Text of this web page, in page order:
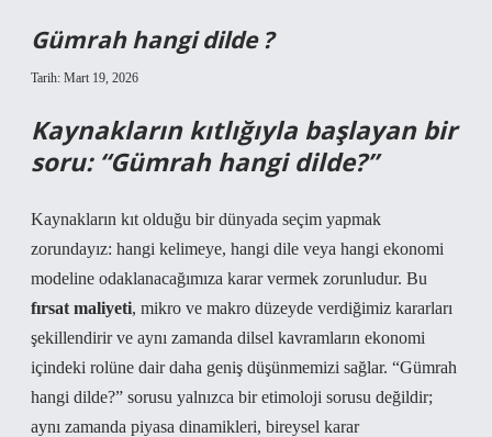
Gümrah hangi dilde ?
Tarih: Mart 19, 2026
Kaynakların kıtlığıyla başlayan bir
soru: “Gümrah hangi dilde?”
Kaynakların kıt olduğu bir dünyada seçim yapmak
zorundayız: hangi kelimeye, hangi dile veya hangi ekonomi
modeline odaklanacağımıza karar vermek zorunludur. Bu
fırsat maliyeti, mikro ve makro düzeyde verdiğimiz kararları
şekillendirir ve aynı zamanda dilsel kavramların ekonomi
içindeki rolüne dair daha geniş düşünmemizi sağlar. “Gümrah
hangi dilde?” sorusu yalnızca bir etimoloji sorusu değildir;
aynı zamanda piyasa dinamikleri, bireysel karar